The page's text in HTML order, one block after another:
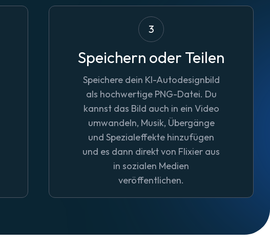
3
Speichern oder Teilen
Speichere dein KI-Autodesignbild
als hochwertige PNG-Datei. Du
kannst das Bild auch in ein Video
umwandeln, Musik, Übergänge
und Spezialeffekte hinzufügen
und es dann direkt von Flixier aus
in sozialen Medien
veröffentlichen.